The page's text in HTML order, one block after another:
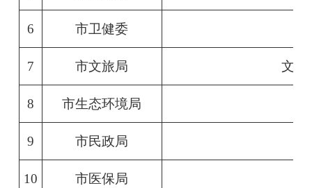
6 市卫健委
7 市文旅局 文旅
8 市生态环境局
9 市民政局
10 市医保局